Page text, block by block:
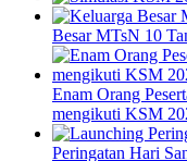
Besar MTsN 10
Enam Orang
mengikuti KSM
Peringatan Hari